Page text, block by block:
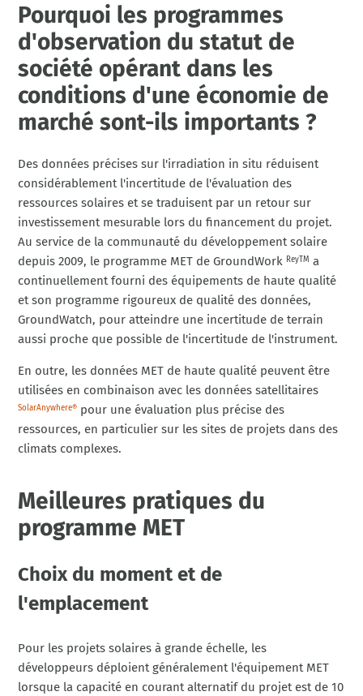
Pourquoi les programmes
d'observation du statut de
société opérant dans les
conditions d'une économie de
marché sont-ils importants ?
Des données précises sur l'irradiation in situ réduisent
considérablement l'incertitude de l'évaluation des
ressources solaires et se traduisent par un retour sur
investissement mesurable lors du financement du projet.
Au service de la communauté du développement solaire
depuis 2009, le programme MET de GroundWork ReyTM a
continuellement fourni des équipements de haute qualité
et son programme rigoureux de qualité des données,
GroundWatch, pour atteindre une incertitude de terrain
aussi proche que possible de l'incertitude de l'instrument.
En outre, les données MET de haute qualité peuvent être
utilisées en combinaison avec les données satellitaires
SolarAnywhere®pour une évaluation plus précise des
ressources, en particulier sur les sites de projets dans des
climats complexes.
Meilleures pratiques du
programme MET
Choix du moment et de
l'emplacement
Pour les projets solaires à grande échelle, les
développeurs déploient généralement l'équipement MET
lorsque la capacité en courant alternatif du projet est de 10